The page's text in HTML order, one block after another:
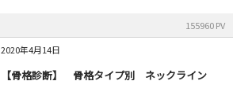
155960 PV
2020年4月14日
【骨格診断】 骨格タイプ別 ネックライン